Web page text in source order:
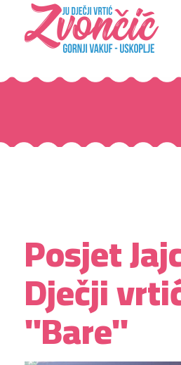
Posjet
Dječji
"Bare"